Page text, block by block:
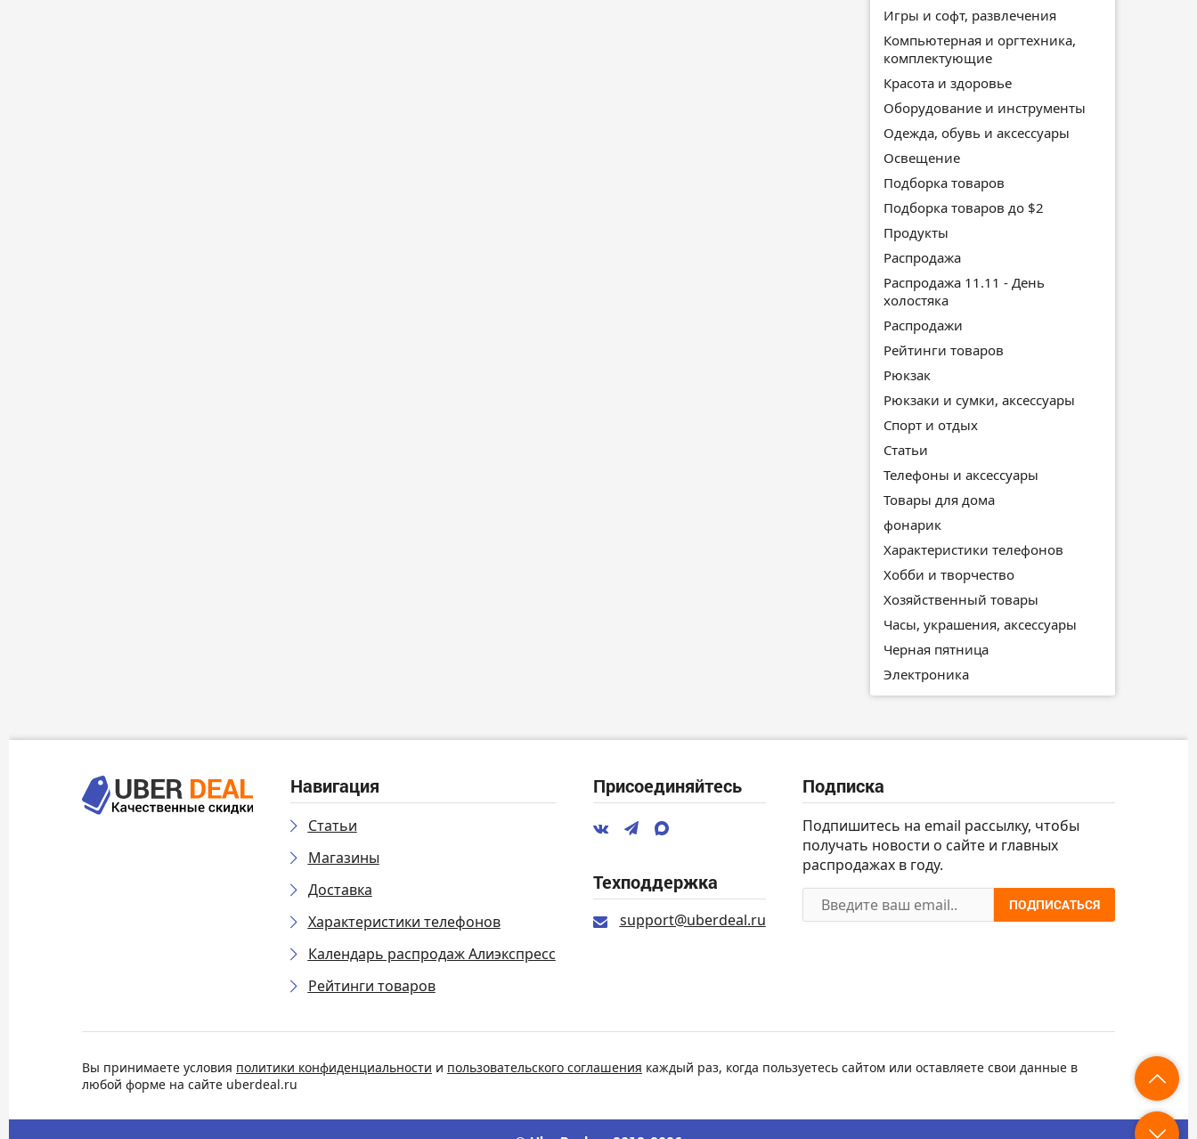
Игры и софт, развлечения
Компьютерная и оргтехника,
комплектующие
Красота и здоровье
Оборудование и инструменты
Одежда, обувь и аксессуары
Освещение
Подборка товаров
Подборка товаров до $2
Продукты
Распродажа
Распродажа 11.11 - День
холостяка
Распродажи
Рейтинги товаров
Рюкзак
Рюкзаки и сумки, аксессуары
Спорт и отдых
Статьи
Телефоны и аксессуары
Товары для дома
фонарик
Характеристики телефонов
Хобби и творчество
Хозяйственный товары
Часы, украшения, аксессуары
Черная пятница
Электроника
Навигация
Статьи
Магазины
Доставка
Характеристики телефонов
Календарь распродаж Алиэкспресс
Рейтинги товаров
Присоединяйтесь
Техподдержка
support@uberdeal.ru
Подписка
Подпишитесь на email рассылку, чтобы
получать новости о сайте и главных
распродажах в году.
ПОДПИСАТЬСЯ
Вы принимаете условия политики конфиденциальности и пользовательского соглашения каждый раз, когда пользуетесь сайтом или оставляете свои данные в
любой форме на сайте uberdeal.ru